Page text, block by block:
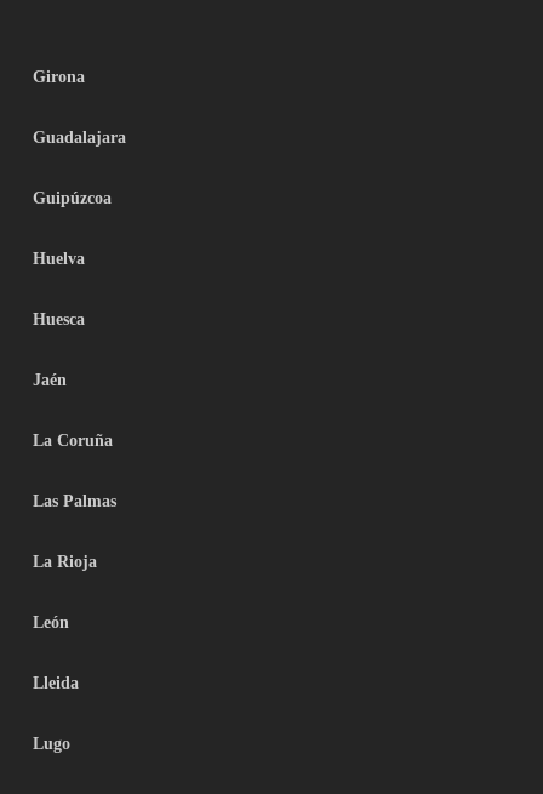
Girona
Guadalajara
Guipúzcoa
Huelva
Huesca
Jaén
La Coruña
Las Palmas
La Rioja
León
Lleida
Lugo